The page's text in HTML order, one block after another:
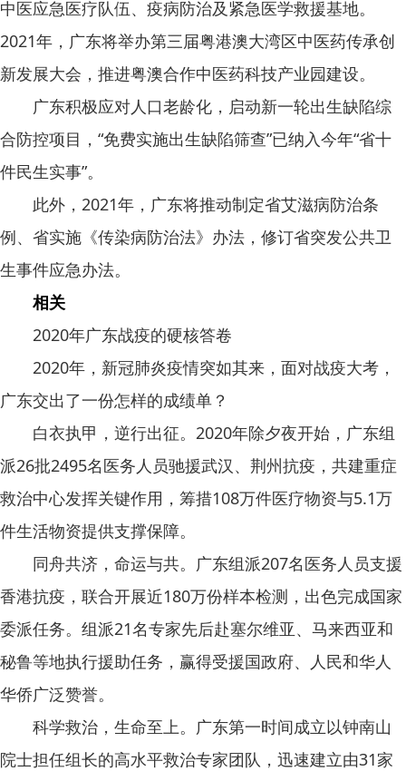
中医应急医疗队伍、疫病防治及紧急医学救援基地。
2021年，广东将举办第三届粤港澳大湾区中医药传承创
新发展大会，推进粤澳合作中医药科技产业园建设。
广东积极应对人口老龄化，启动新一轮出生缺陷综
合防控项目，“免费实施出生缺陷筛查”已纳入今年“省十
件民生实事”。
此外，2021年，广东将推动制定省艾滋病防治条
例、省实施《传染病防治法》办法，修订省突发公共卫
生事件应急办法。
相关
2020年广东战疫的硬核答卷
2020年，新冠肺炎疫情突如其来，面对战疫大考，
广东交出了一份怎样的成绩单？
白衣执甲，逆行出征。2020年除夕夜开始，广东组
派26批2495名医务人员驰援武汉、荆州抗疫，共建重症
救治中心发挥关键作用，筹措108万件医疗物资与5.1万
件生活物资提供支撑保障。
同舟共济，命运与共。广东组派207名医务人员支援
香港抗疫，联合开展近180万份样本检测，出色完成国家
委派任务。组派21名专家先后赴塞尔维亚、马来西亚和
秘鲁等地执行援助任务，赢得受援国政府、人民和华人
华侨广泛赞誉。
科学救治，生命至上。广东第一时间成立以钟南山
院士担任组长的高水平救治专家团队，迅速建立由31家